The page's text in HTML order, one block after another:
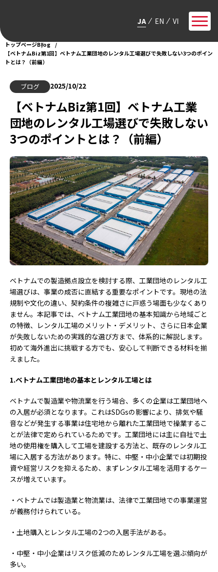
JA EN VI
トップページBlog
【ベトナムBiz第1回】ベトナム工業団地のレンタル工場選びで失敗しない3つのポイン
トとは？（前編）
ブログ 2025/10/22
【ベトナムBiz第1回】ベトナム工業
団地のレンタル工場選びで失敗しない
3つのポイントとは？（前編）
ベトナムでの製造拠点設立を検討する際、工業団地のレンタル工
場選びは、事業の成否に直結する重要なポイントです。現地の法
規制や文化の違い、契約条件の複雑さに戸惑う場面も少なくあり
ません。本記事では、ベトナム工業団地の基本知識から地域ごと
の特徴、レンタル工場のメリット・デメリット、さらに日本企業
が失敗しないための実践的な選び方まで、体系的に解説します。
初めて海外進出に挑戦する方でも、安心して判断できる材料を揃
えました。
1.ベトナム工業団地の基本とレンタル工場とは
ベトナムで製造業や物流業を行う場合、多くの企業は工業団地へ
の入居が必須となります。これはSDGsの影響により、排気や騒
音などが発生する事業は住宅地から離れた工業団地で操業するこ
とが法律で定められているためです。工業団地には主に自社で土
地の使用権を購入して工場を建設する方法と、既存のレンタル工
場に入居する方法があります。特に、中堅・中小企業では初期投
資や経営リスクを抑えるため、まずレンタル工場を活用するケー
スが増えています。
・ベトナムでは製造業と物流業は、法律で工業団地での事業運営
が義務付けられている。
・土地購入とレンタル工場の2つの入居手法がある。
・中堅・中小企業はリスク低減のためレンタル工場を選ぶ傾向が
多い。